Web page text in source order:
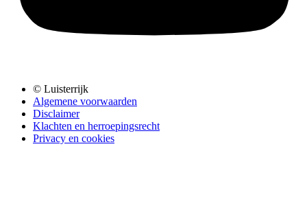
© Luisterrijk
Algemene voorwaarden
Disclaimer
Klachten en herroepingsrecht
Privacy en cookies